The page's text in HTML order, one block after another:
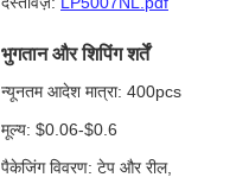
भुगतान और शिपिंग शर्तें
न्यूनतम आदेश मात्रा: 400pcs
मूल्य: $0.06-$0.6
पैकेजिंग विवरण: टेप और रील,